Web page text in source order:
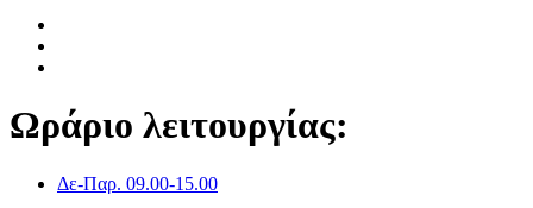
Ωράριο λειτουργίας:
Δε-Παρ. 09.00-15.00